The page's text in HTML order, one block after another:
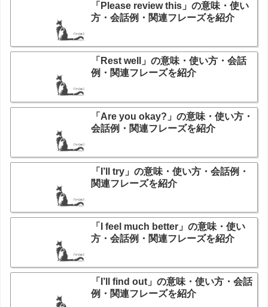
「Please review this」の意味・使い
方・会話例・関連フレーズを紹介
「Rest well」の意味・使い方・会話
例・関連フレーズを紹介
「Are you okay?」の意味・使い方・
会話例・関連フレーズを紹介
「I’ll try」の意味・使い方・会話例・
関連フレーズを紹介
「I feel much better」の意味・使い
方・会話例・関連フレーズを紹介
「I’ll find out」の意味・使い方・会話
例・関連フレーズを紹介